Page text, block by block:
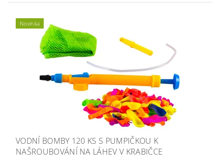
Novinka
VODNÍ BOMBY 120 KS S PUMPIČKOU K
NAŠROUBOVÁNÍ NA LÁHEV V KRABIČCE